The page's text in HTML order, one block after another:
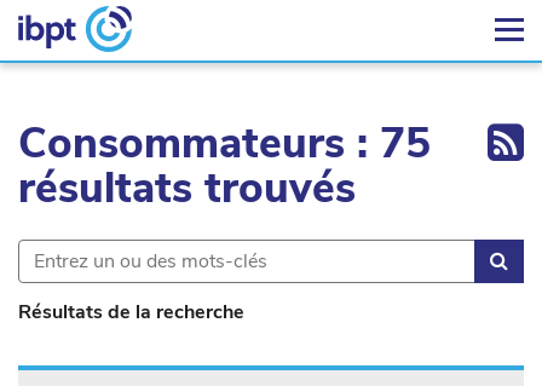
Consommateurs : 75
résultats trouvés
Résultats de la recherche